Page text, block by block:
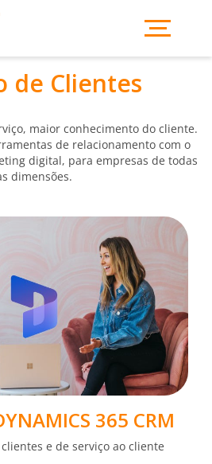
de Clientes
maior conhecimento do cliente.
de relacionamento com o
digital, para empresas de todas
dimensões.
365 CRM
e de serviço ao cliente